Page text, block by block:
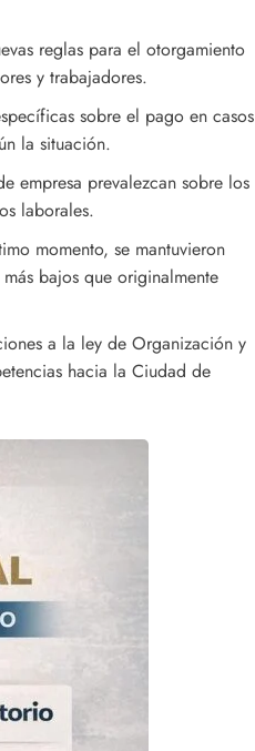
reglas para el otorgamiento
y trabajadores.
sobre el pago en casos
la situación.
empresa prevalezcan sobre los
laborales.
momento, se mantuvieron
bajos que originalmente
a la ley de Organización y
hacia la Ciudad de